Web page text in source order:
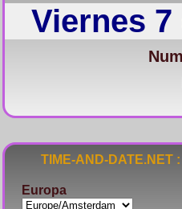
Viernes 7
TIME-AND-
Europa